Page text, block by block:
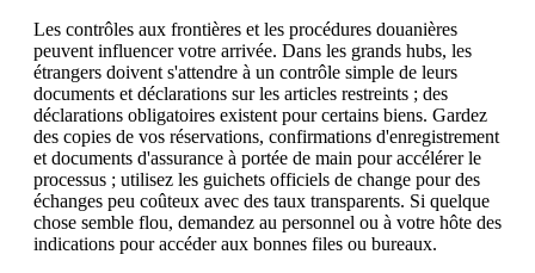
Les contrôles aux frontières et les procédures douanières
peuvent influencer votre arrivée. Dans les grands hubs, les
étrangers doivent s'attendre à un contrôle simple de leurs
documents et déclarations sur les articles restreints ; des
déclarations obligatoires existent pour certains biens. Gardez
des copies de vos réservations, confirmations d'enregistrement
et documents d'assurance à portée de main pour accélérer le
processus ; utilisez les guichets officiels de change pour des
échanges peu coûteux avec des taux transparents. Si quelque
chose semble flou, demandez au personnel ou à votre hôte des
indications pour accéder aux bonnes files ou bureaux.